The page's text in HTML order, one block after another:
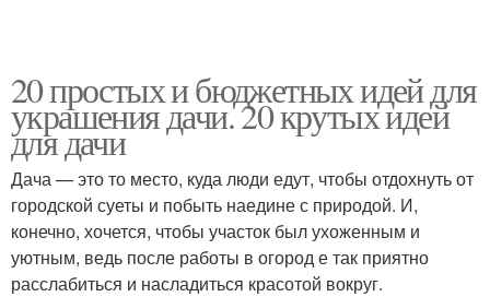
20 простых и бюджетных идей для
украшения дачи. 20 крутых идей
для дачи
Дача — это то место, куда люди едут, чтобы отдохнуть от
городской суеты и побыть наедине с природой. И,
конечно, хочется, чтобы участок был ухоженным и
уютным, ведь после работы в огород е так приятно
расслабиться и насладиться красотой вокруг.